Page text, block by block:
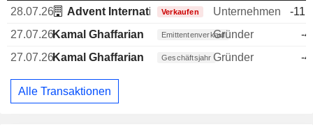
28.07.26
Advent International LP
Verkaufen Unternehmen
-
27.07.26Kamal Ghaffarian EmittentenverkaufGründer
-
27.07.26Kamal Ghaffarian Geschäftsjahr Gründer -
Alle Transaktionen